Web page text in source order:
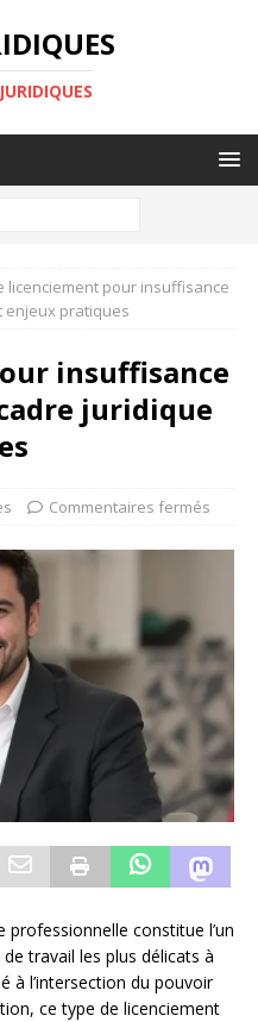
licenciement pour insuffisance
enjeux pratiques
insuffisance
juridique
Commentaires fermés
constitue l’un
travail les plus délicats à
à l’intersection du pouvoir
ce type de licenciement